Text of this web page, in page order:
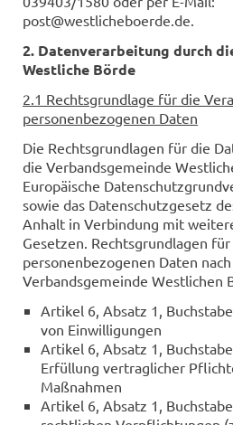
post@westlicheboerde.de.
2. Datenverarbeitung durch
Westliche Börde
2.1 Rechtsgrundlage für die
personenbezogenen Daten
Die Rechtsgrundlagen für die
die Verbandsgemeinde
Europäische
sowie das Datenschutzgesetz
Anhalt in Verbindung mit
Gesetzen. Rechtsgrundlagen
personenbezogenen Daten
Verbandsgemeinde Westlichen
Artikel 6, Absatz 1,
von Einwilligungen
Artikel 6, Absatz 1,
Erfüllung vertraglicher
Maßnahmen
Artikel 6, Absatz 1,